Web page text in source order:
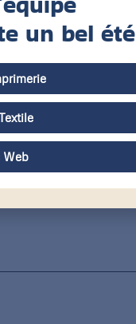
un bel été
Web